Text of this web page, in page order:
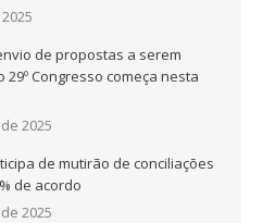
de propostas a serem
29º Congresso começa nesta
2025
de mutirão de conciliações
de acordo
2025